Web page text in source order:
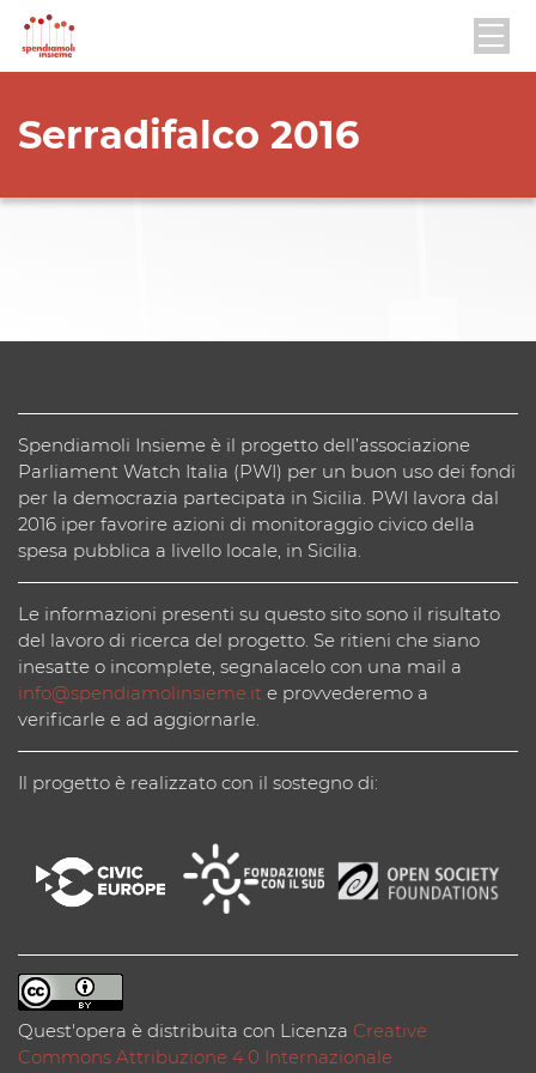
Serradifalco 2016
Spendiamoli Insieme è il progetto dell’associazione
Parliament Watch Italia (PWI) per un buon uso dei fondi
per la democrazia partecipata in Sicilia. PWI lavora dal
2016 iper favorire azioni di monitoraggio civico della
spesa pubblica a livello locale, in Sicilia.
Le informazioni presenti su questo sito sono il risultato
del lavoro di ricerca del progetto. Se ritieni che siano
inesatte o incomplete, segnalacelo con una mail a
info@spendiamolinsieme.it e provvederemo a
verificarle e ad aggiornarle.
Il progetto è realizzato con il sostegno di:
Quest'opera è distribuita con Licenza Creative
Commons Attribuzione 4.0 Internazionale